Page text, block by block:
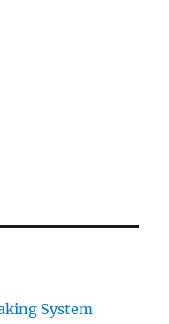
System